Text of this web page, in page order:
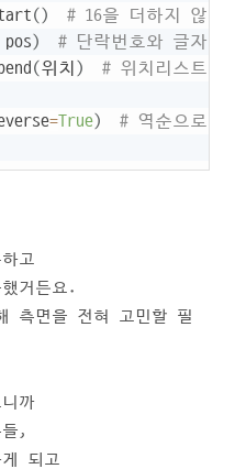
()
# 16을 더하지 않는
pos)
# 단락번호와 글자
(위치 ) # 위치리스트
=True)
# 역순으로
고
거든요.
측면을 전혀 고민할 필
까
,
되고